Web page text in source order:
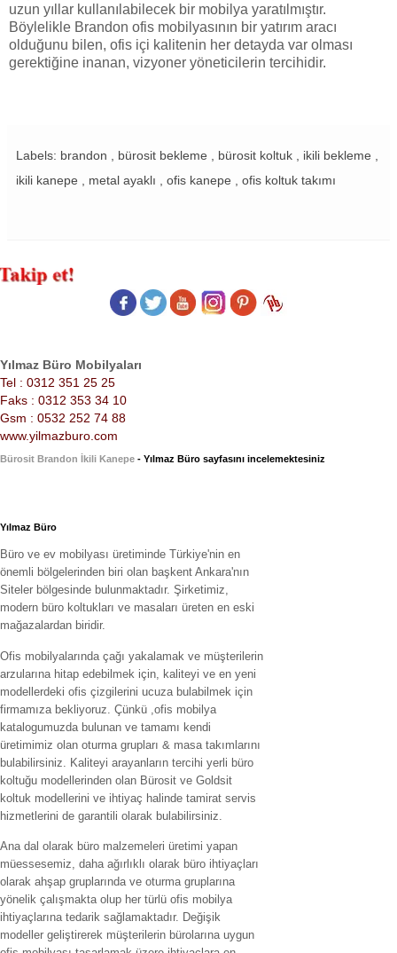
uzun yıllar kullanılabilecek bir mobilya yaratılmıştır.
Böylelikle Brandon ofis mobilyasının bir yatırım aracı
olduğunu bilen, ofis içi kalitenin her detayda var olması
gerektiğine inanan, vizyoner yöneticilerin tercihidir.
Labels: brandon , bürosit bekleme , bürosit koltuk , ikili bekleme ,
ikili kanepe , metal ayaklı , ofis kanepe , ofis koltuk takımı
Yılmaz Büro Mobilyaları
Tel : 0312 351 25 25
Faks : 0312 353 34 10
Gsm : 0532 252 74 88
www.yilmazburo.com
Bürosit Brandon İkili Kanepe - Yılmaz Büro sayfasını incelemektesiniz
Yılmaz Büro
Büro ve ev mobilyası üretiminde Türkiye'nin en
önemli bölgelerinden biri olan başkent Ankara'nın
Siteler bölgesinde bulunmaktadır. Şirketimiz,
modern büro koltukları ve masaları üreten en eski
mağazalardan biridir.
Ofis mobilyalarında çağı yakalamak ve müşterilerin
arzularına hitap edebilmek için, kaliteyi ve en yeni
modellerdeki ofis çizgilerini ucuza bulabilmek için
firmamıza bekliyoruz. Çünkü ,ofis mobilya
katalogumuzda bulunan ve tamamı kendi
üretimimiz olan oturma grupları & masa takımlarını
bulabilirsiniz. Kaliteyi arayanların tercihi yerli büro
koltuğu modellerinden olan Bürosit ve Goldsit
koltuk modellerini ve ihtiyaç halinde tamirat servis
hizmetlerini de garantili olarak bulabilirsiniz.
Ana dal olarak büro malzemeleri üretimi yapan
müessesemiz, daha ağırlıklı olarak büro ihtiyaçları
olarak ahşap gruplarında ve oturma gruplarına
yönelik çalışmakta olup her türlü ofis mobilya
ihtiyaçlarına tedarik sağlamaktadır. Değişik
modeller geliştirerek müşterilerin bürolarına uygun